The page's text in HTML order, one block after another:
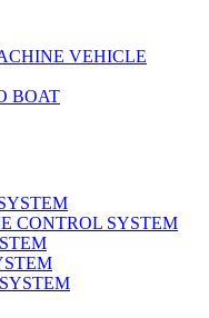
VEHICLE
BOAT
CONTROL SYSTEM